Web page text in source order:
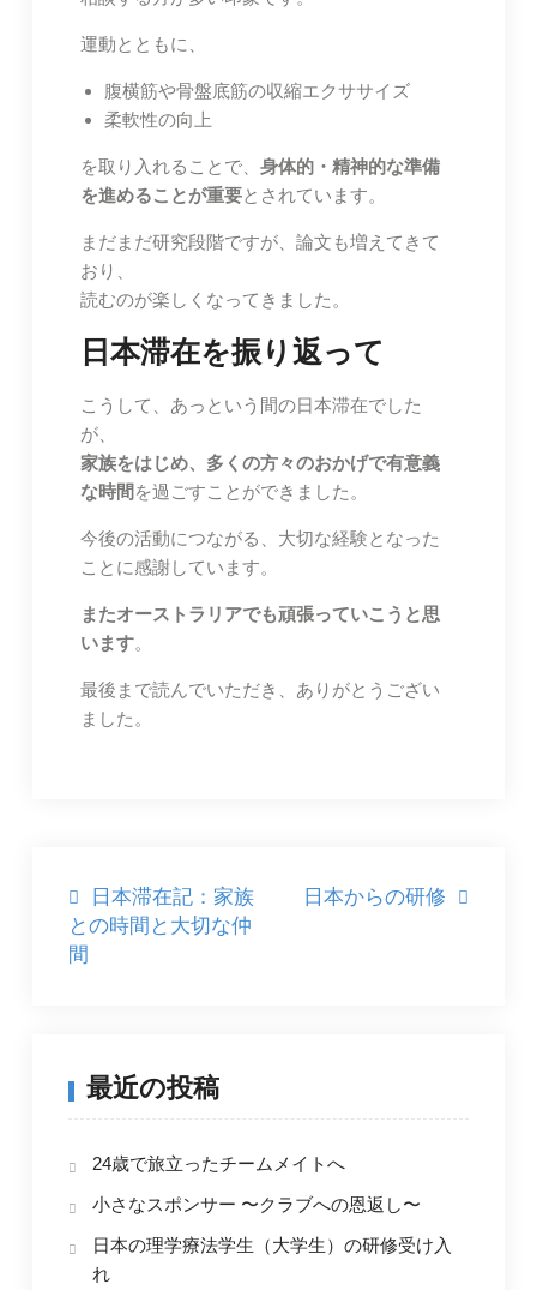
運動とともに、
腹横筋や骨盤底筋の収縮エクササイズ
柔軟性の向上
を取り入れることで、 身体的・精神的な準備
を進めることが重要とされています。
まだまだ研究段階ですが、論文も増えてきて
おり、
読むのが楽しくなってきました。
日本滞在を振り返って
こうして、あっという間の日本滞在でした
が、
家族をはじめ、多くの方々のおかげで有意義
な時間 を過ごすことができました。
今後の活動につながる、大切な経験となった
ことに感謝しています。
またオーストラリアでも頑張っていこうと思
います。
最後まで読んでいただき、ありがとうござい
ました。
投
稿
ー
日本滞在記：家族
との時間と大切な仲
間
日本からの研修
最近の投稿
24歳で旅立ったチームメイトへ
小さなスポンサー 〜クラブへの恩返し〜
日本の理学療法学生（大学生）の研修受け入
れ